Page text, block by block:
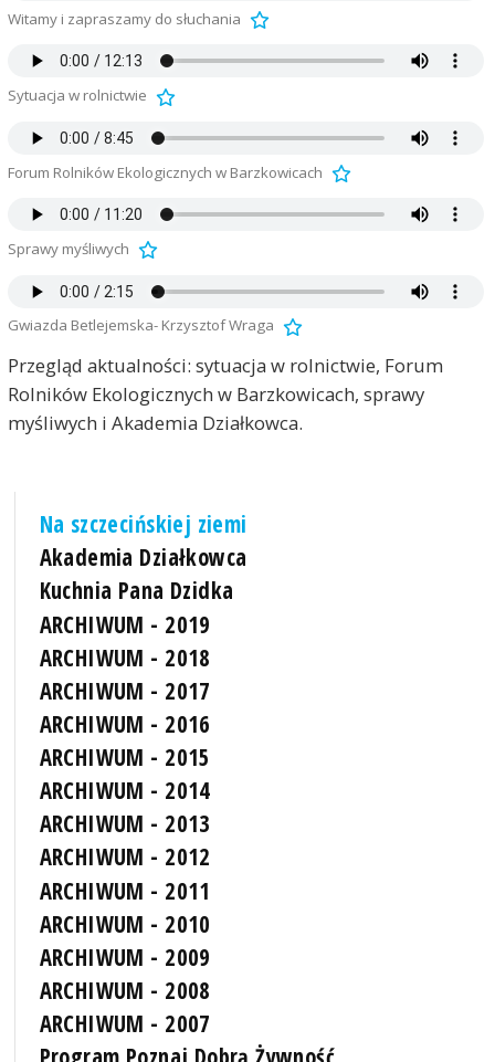
Witamy i zapraszamy do słuchania
Sytuacja w rolnictwie
Forum Rolników Ekologicznych w Barzkowicach
Sprawy myśliwych
Gwiazda Betlejemska- Krzysztof Wraga
Przegląd aktualności: sytuacja w rolnictwie, Forum
Rolników Ekologicznych w Barzkowicach, sprawy
myśliwych i Akademia Działkowca.
Na szczecińskiej ziemi
Akademia Działkowca
Kuchnia Pana Dzidka
ARCHIWUM - 2019
ARCHIWUM - 2018
ARCHIWUM - 2017
ARCHIWUM - 2016
ARCHIWUM - 2015
ARCHIWUM - 2014
ARCHIWUM - 2013
ARCHIWUM - 2012
ARCHIWUM - 2011
ARCHIWUM - 2010
ARCHIWUM - 2009
ARCHIWUM - 2008
ARCHIWUM - 2007